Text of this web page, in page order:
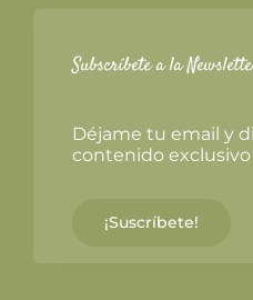
Subscríbete a la
Déjame tu email y
contenido exclusivo
¡Suscríbete!